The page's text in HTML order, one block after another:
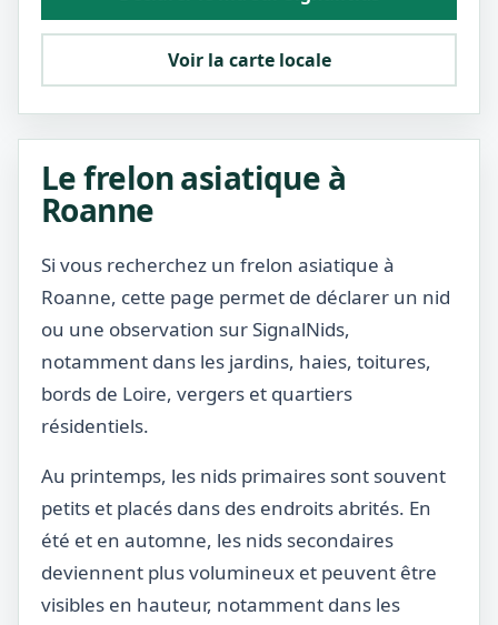
Voir la carte locale
Le frelon asiatique à
Roanne
Si vous recherchez un frelon asiatique à
Roanne, cette page permet de déclarer un nid
ou une observation sur SignalNids,
notamment dans les jardins, haies, toitures,
bords de Loire, vergers et quartiers
résidentiels.
Au printemps, les nids primaires sont souvent
petits et placés dans des endroits abrités. En
été et en automne, les nids secondaires
deviennent plus volumineux et peuvent être
visibles en hauteur, notamment dans les